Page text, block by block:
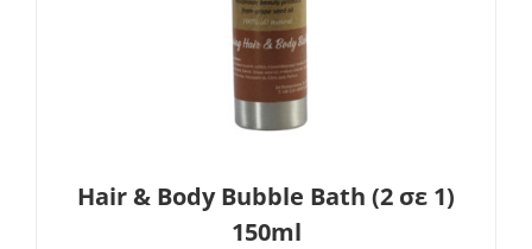
Hair & Body Bubble Bath (2 σε 1)
150ml